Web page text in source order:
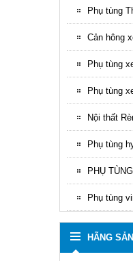
Phụ tùng
Cản hông
Phụ tùng
Phụ tùng
Nội thất
Phụ tùng
PHỤ
Phụ tùng
HÃNG